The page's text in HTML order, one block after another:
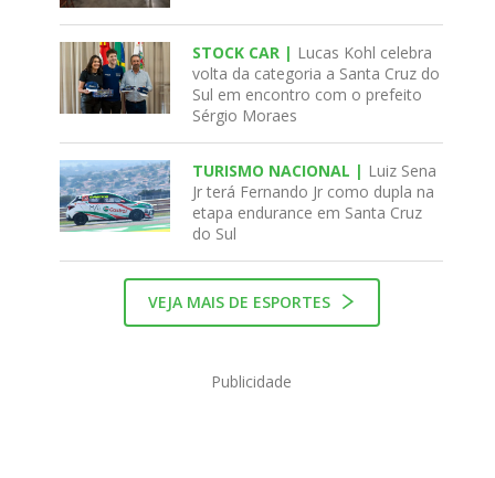
STOCK CAR | Lucas Kohl celebra
volta da categoria a Santa Cruz do
Sul em encontro com o prefeito
Sérgio Moraes
TURISMO NACIONAL | Luiz Sena
Jr terá Fernando Jr como dupla na
etapa endurance em Santa Cruz
do Sul
VEJA MAIS DE ESPORTES
Publicidade